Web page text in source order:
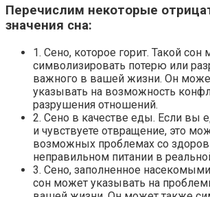
Перечислим некоторые
значения сна:
1. Сено, которое горит. Такой сон
символизировать потерю или
важного в вашей жизни. Он
указывать на возможность
разрушения отношений.
2. Сено в качестве еды. Если вы
и чувствуете отвращение, это
возможных проблемах со
неправильном питании в
3. Сено, заполненное
сон может указывать на